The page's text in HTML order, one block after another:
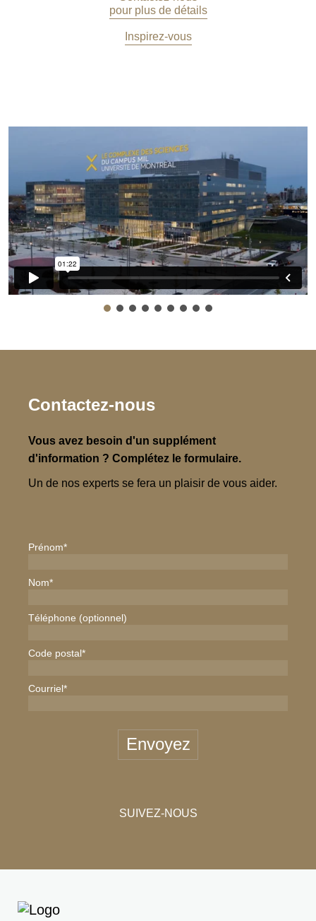
pour plus de détails
Inspirez-vous
Contactez-nous
Vous avez besoin d'un supplément
d'information ? Complétez le formulaire.
Un de nos experts se fera un plaisir de vous aider.
Prénom*
Nom*
Téléphone (optionnel)
Code postal*
Courriel*
Envoyez
SUIVEZ-NOUS